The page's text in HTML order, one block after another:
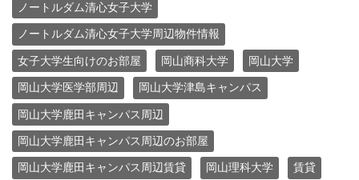
ノートルダム清心女子大学
ノートルダム清心女子大学周辺物件情報
女子大学生向けのお部屋 岡山商科大学 岡山大学
岡山大学医学部周辺 岡山大学津島キャンパス
岡山大学鹿田キャンパス周辺
岡山大学鹿田キャンパス周辺のお部屋
岡山大学鹿田キャンパス周辺賃貸 岡山理科大学 賃貸